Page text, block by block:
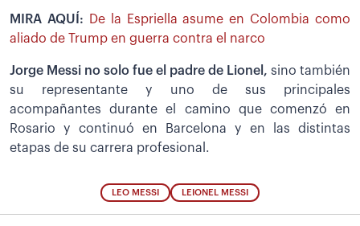
MIRA AQUÍ:
De la Espriella asume en Colombia como
aliado de Trump en guerra contra el narco
Jorge Messi no solo fue el padre de Lionel, sino también
su representante y uno de sus principales
acompañantes durante el camino que comenzó en
Rosario y continuó en Barcelona y en las distintas
etapas de su carrera profesional.
LEO MESSI LEIONEL MESSI